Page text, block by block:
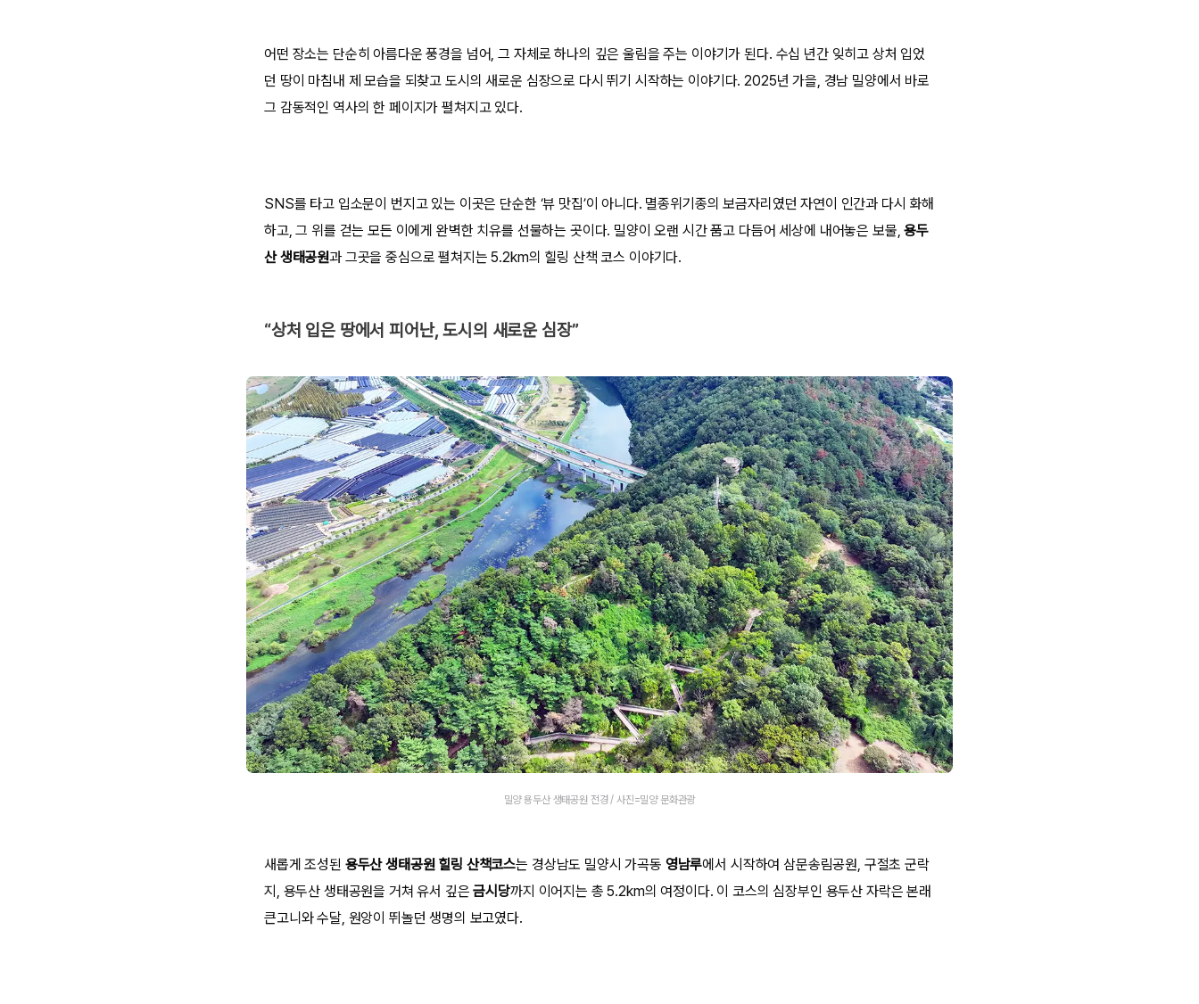
어떤 장소는 단순히 아름다운 풍경을 넘어, 그 자체로 하나의 깊은 울림을 주는 이야기가 된다. 수십 년간 잊히고 상처 입었
던 땅이 마침내 제 모습을 되찾고 도시의 새로운 심장으로 다시 뛰기 시작하는 이야기다. 2025년 가을, 경남 밀양에서 바로
그 감동적인 역사의 한 페이지가 펼쳐지고 있다.
SNS를 타고 입소문이 번지고 있는 이곳은 단순한 ‘뷰 맛집’이 아니다. 멸종위기종의 보금자리였던 자연이 인간과 다시 화해
하고, 그 위를 걷는 모든 이에게 완벽한 치유를 선물하는 곳이다. 밀양이 오랜 시간 품고 다듬어 세상에 내어놓은 보물,용두
산 생태공원과 그곳을 중심으로 펼쳐지는 5.2km의 힐링 산책 코스 이야기다.
“상처 입은 땅에서 피어난, 도시의 새로운 심장”
밀양 용두산 생태공원 전경 / 사진=밀양 문화관광
새롭게 조성된 용두산 생태공원 힐링 산책코스는 경상남도 밀양시 가곡동 영남루에서 시작하여 삼문송림공원, 구절초 군락
지, 용두산 생태공원을 거쳐 유서 깊은금시당까지 이어지는 총 5.2km의 여정이다. 이 코스의 심장부인 용두산 자락은 본래
큰고니와 수달, 원앙이 뛰놀던 생명의 보고였다.